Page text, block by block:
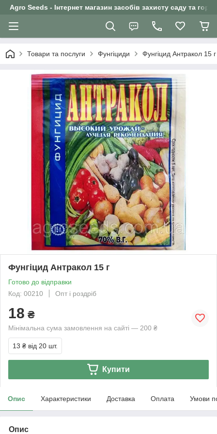
Agro Seeds - Інтернет магазин засобів захисту саду та
Товари та послуги Фунгіциди Фунгіцид Антракол 15 г
Фунгіцид Антракол 15 г
Готово до відправки
Код: 00210
Опт і роздріб
18 ₴
Мінімальна сума замовлення на сайті — 200 ₴
13 ₴ від 20 шт.
Купити
Опис Характеристики Доставка Оплата Умови
Опис